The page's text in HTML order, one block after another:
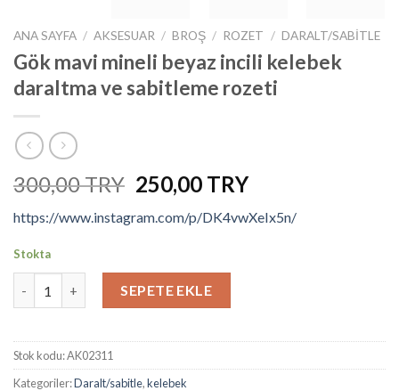
ANA SAYFA / AKSESUAR / BROŞ / ROZET / DARALT/SABITLE
Gök mavi mineli beyaz incili kelebek
daraltma ve sabitleme rozeti
300,00
Orijinal
fiyat:
₺300,00.
250,00
Şu
fiyat:
https://www.instagram.com/p/DK4vwXeIx5n/
Stokta
SEPETE EKLE
Stok kodu:AK02311
Kategoriler:Daralt/sabitle,kelebek